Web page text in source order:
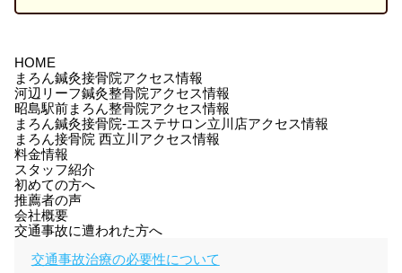
HOME
まろん鍼灸接骨院アクセス情報
河辺リーフ鍼灸整骨院アクセス情報
昭島駅前まろん整骨院アクセス情報
まろん鍼灸接骨院-エステサロン立川店アクセス情報
まろん接骨院 西立川アクセス情報
料金情報
スタッフ紹介
初めての方へ
推薦者の声
会社概要
交通事故に遭われた方へ
交通事故治療の必要性について